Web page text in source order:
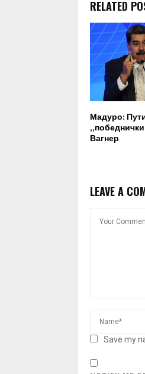
RELATED
Мадуро:
Вагнер
LEAVE A
Save my